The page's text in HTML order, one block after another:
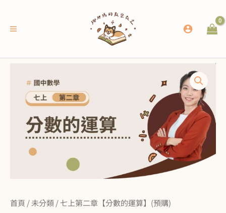
首頁 /未分類/ 七上第二章【分數的運算】(預購)
算】